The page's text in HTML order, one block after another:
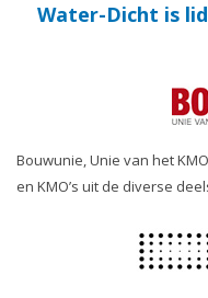
Water-Dicht is
Bouwunie, Unie van het
en KMO’s uit de diverse